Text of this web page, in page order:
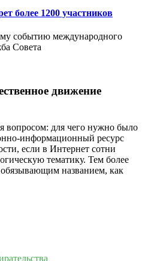
более 1200 участников
событию международного
Совета
движение
вопросом: для чего нужно было
информационный ресурс
если в Интернет сотни
тематику. Тем более
названием, как